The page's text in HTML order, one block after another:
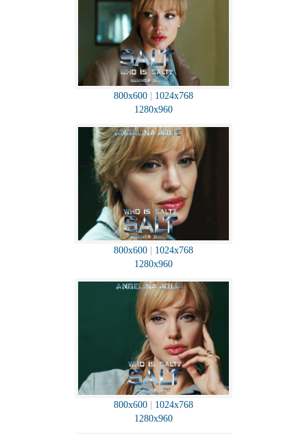
800x600
1024x768
1280x960
800x600
1024x768
1280x960
800x600
1024x768
1280x960